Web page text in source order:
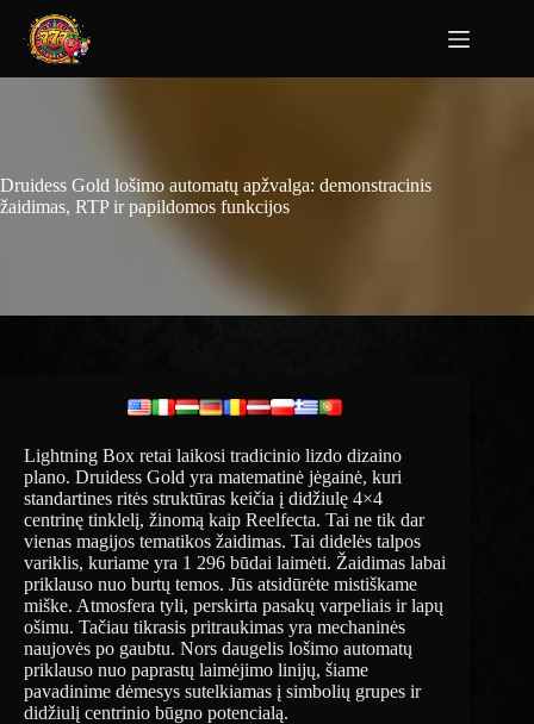
Druidess Gold lošimo automatų apžvalga: demonstracinis
žaidimas, RTP ir papildomos funkcijos
Lightning Box retai laikosi tradicinio lizdo dizaino
plano. Druidess Gold yra matematinė jėgainė, kuri
standartines ritės struktūras keičia į didžiulę 4×4
centrinę tinklelį, žinomą kaip Reelfecta. Tai ne tik dar
vienas magijos tematikos žaidimas. Tai didelės talpos
variklis, kuriame yra 1 296 būdai laimėti. Žaidimas labai
priklauso nuo burtų temos. Jūs atsidūrėte mistiškame
miške. Atmosfera tyli, perskirta pasakų varpeliais ir lapų
ošimu. Tačiau tikrasis pritraukimas yra mechaninės
naujovės po gaubtu. Nors daugelis lošimo automatų
priklauso nuo paprastų laimėjimo linijų, šiame
pavadinime dėmesys sutelkiamas į simbolių grupes ir
didžiulį centrinio būgno potencialą.